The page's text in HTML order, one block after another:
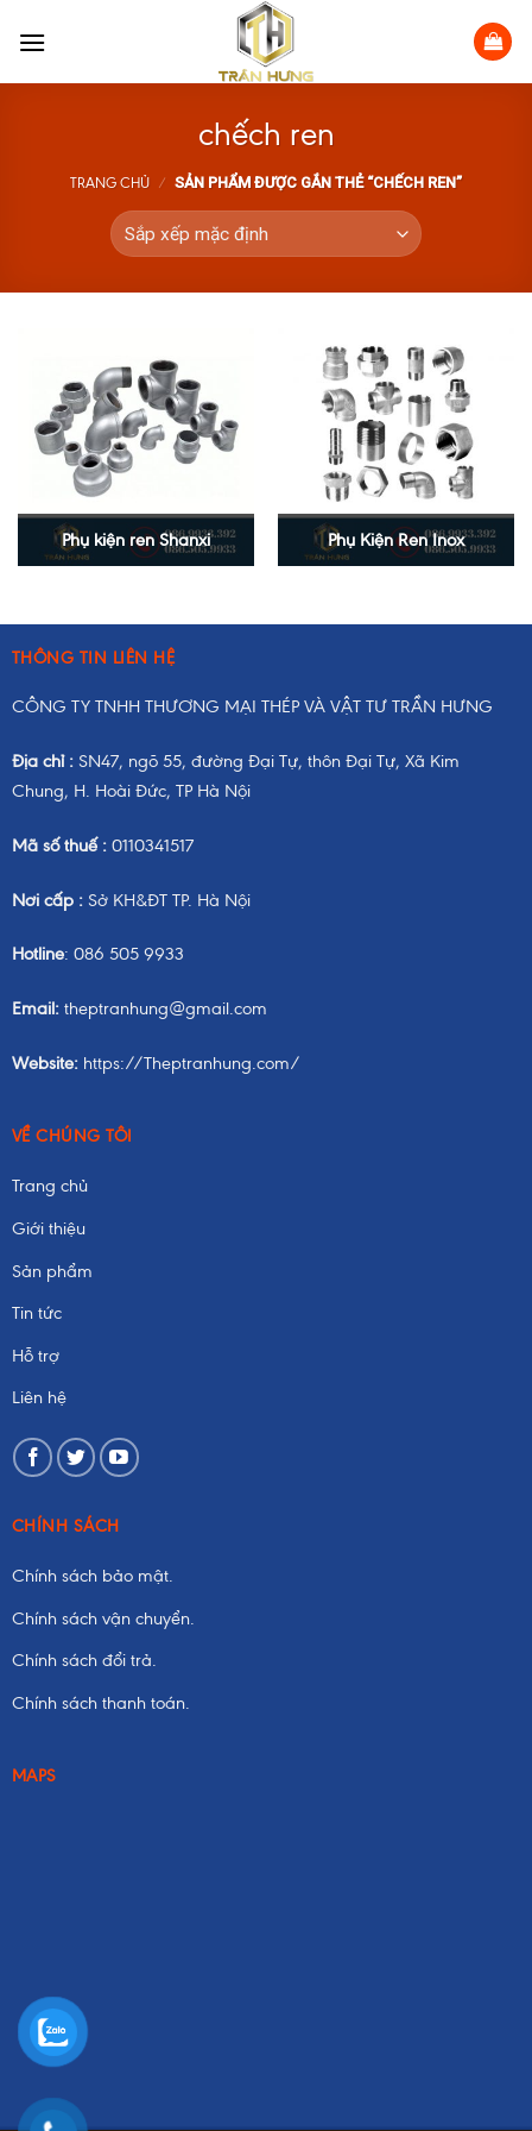
chếch ren
TRANG CHỦ / SẢN PHẨM ĐƯỢC GẮN THẺ “CHẾCH REN”
Phụ kiện ren Shanxi Phụ Kiện Ren Inox
THÔNG TIN LIÊN HỆ
CÔNG TY TNHH THƯƠNG MẠI THÉP VÀ VẬT TƯ TRẦN HƯNG
Địa chỉ :SN47, ngõ 55, đường Đại Tự, thôn Đại Tự, Xã Kim
Chung, H. Hoài Đức, TP Hà Nội
Mã số thuế : 0110341517
Nơi cấp :Sở KH&ĐT TP. Hà Nội
Hotline: 086 505 9933
Email:theptranhung@gmail.com
Website:https://Theptranhung.com/
VỀ CHÚNG TÔI
Trang chủ
Giới thiệu
Sản phẩm
Tin tức
Hỗ trợ
Liên hệ
CHÍNH SÁCH
Chính sách bảo mật.
Chính sách vận chuyển.
Chính sách đổi trả.
Chính sách thanh toán.
MAPS